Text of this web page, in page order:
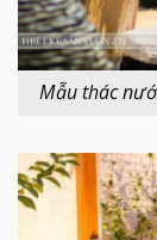
Mẫu thác